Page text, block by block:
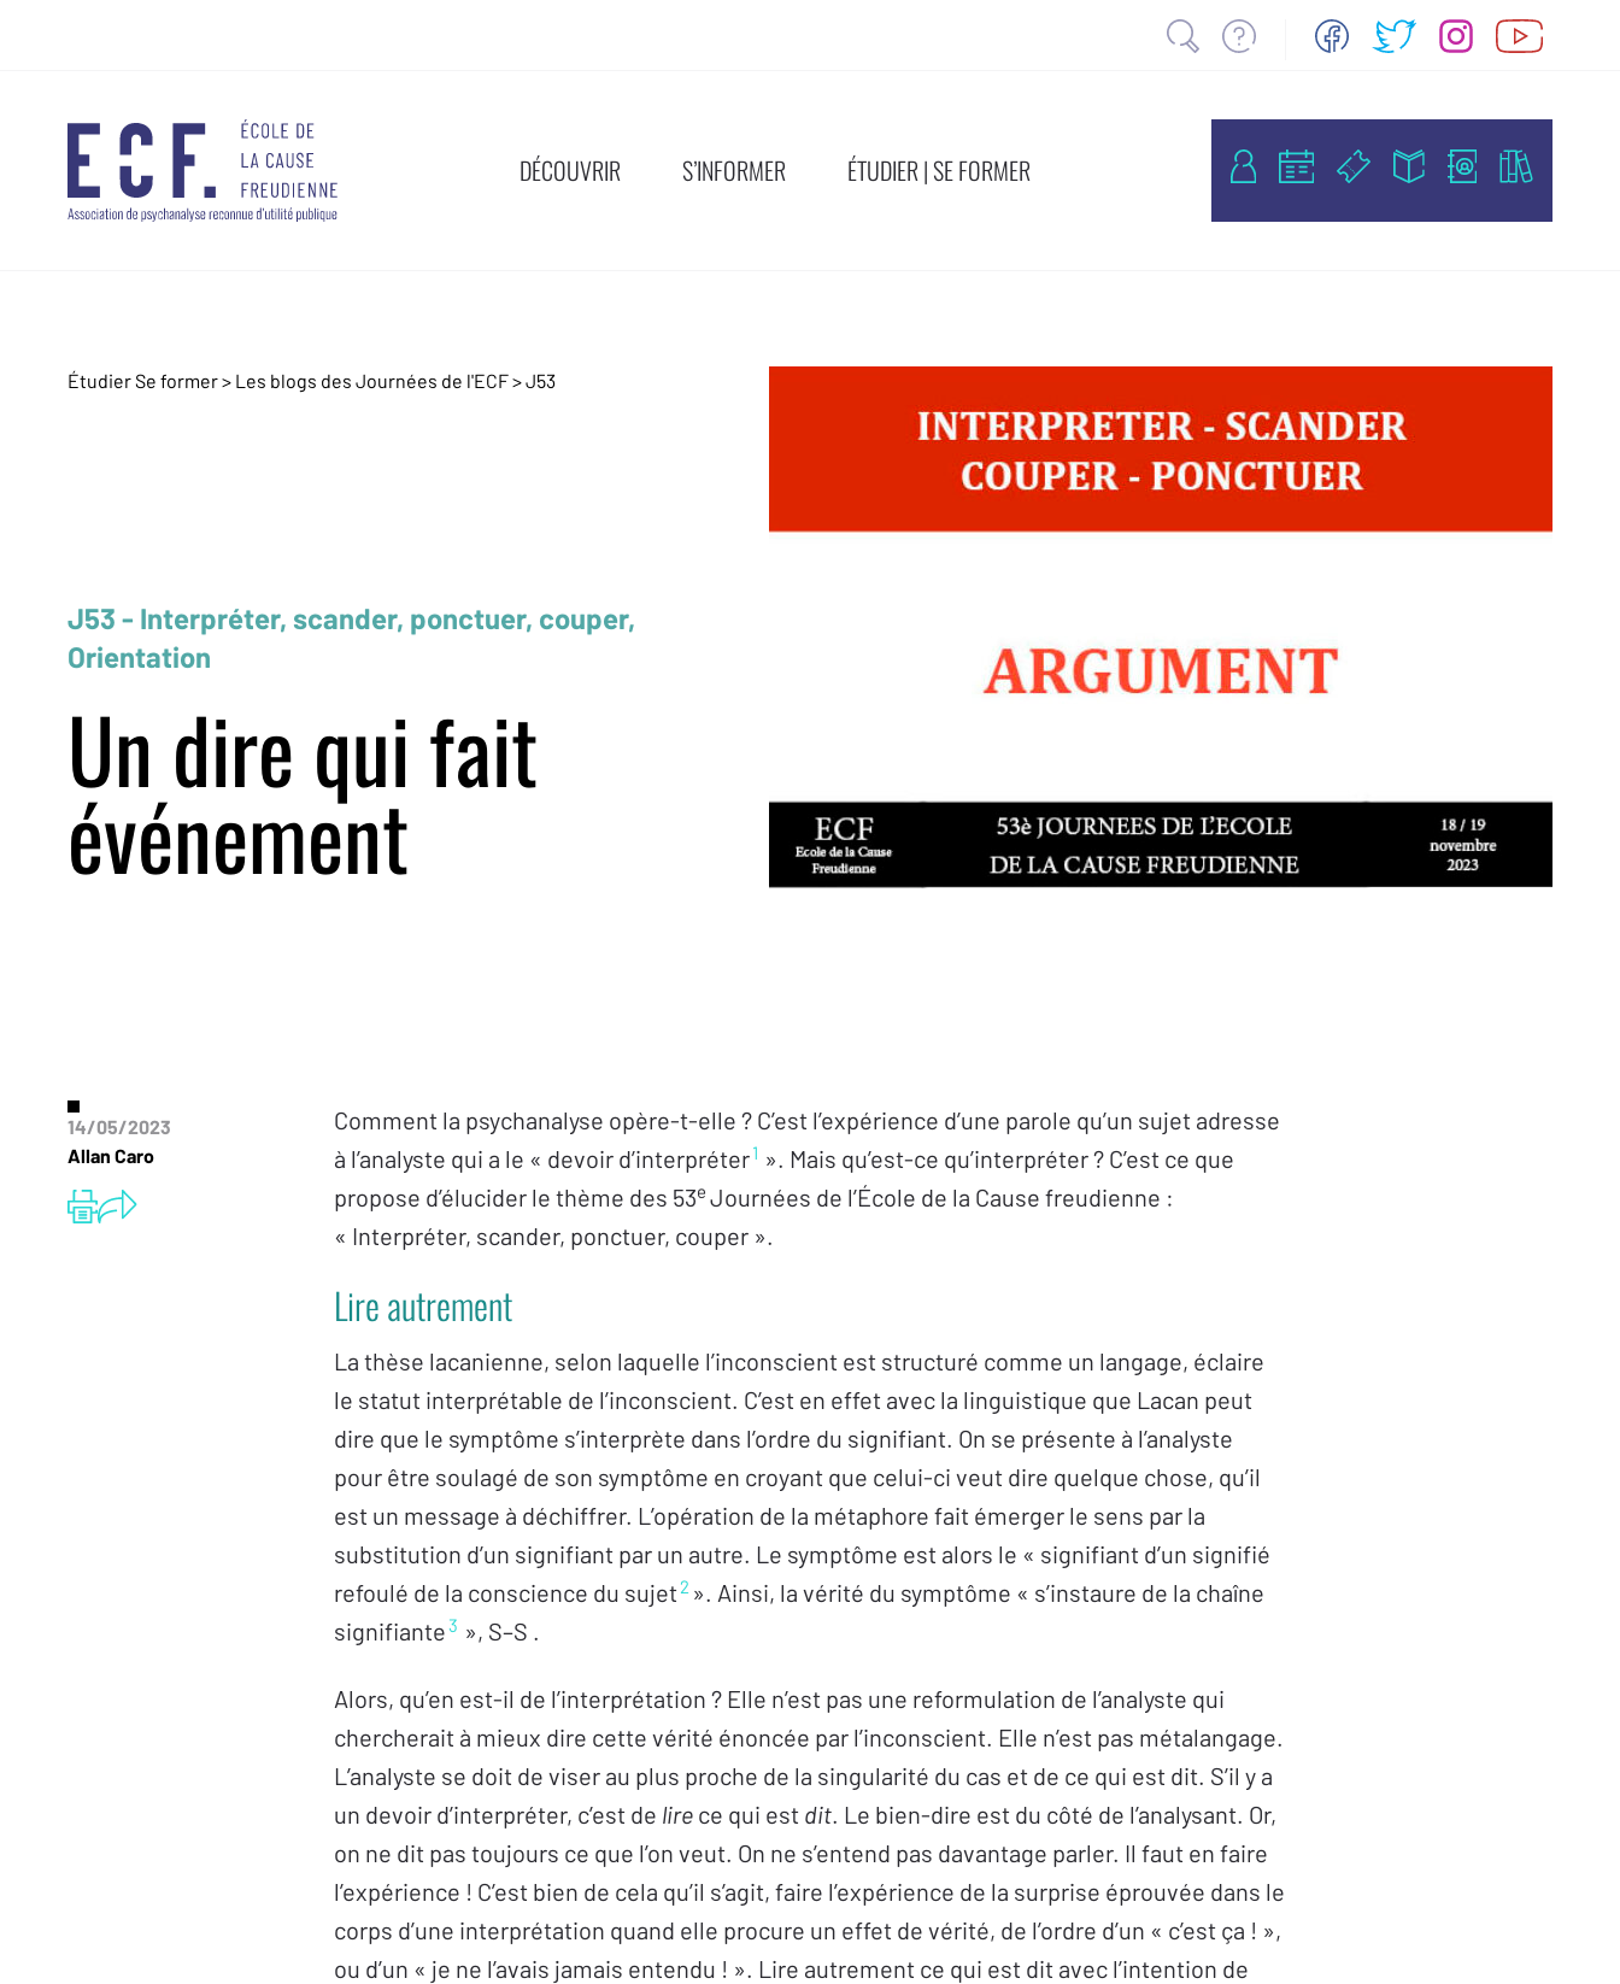
DÉCOUVRIR S’INFORMER ÉTUDIER | SE FORMER
Étudier Se former > Les blogs des Journées de l'ECF>J53
J53 - Interpréter, scander, ponctuer, couper,
Orientation
Un dire qui fait
événement
14/05/2023
Allan Caro
Comment la psychanalyse opère-t-elle ? C’est l’expérience d’une parole qu’un sujet adresse
à l’analyste qui a le « devoir d’interpréter1 ». Mais qu’est-ce qu’interpréter ? C’est ce que
propose d’élucider le thème des 53e Journées de l’École de la Cause freudienne :
« Interpréter, scander, ponctuer, couper ».
Lire autrement
La thèse lacanienne, selon laquelle l’inconscient est structuré comme un langage, éclaire
le statut interprétable de l’inconscient. C’est en effet avec la linguistique que Lacan peut
dire que le symptôme s’interprète dans l’ordre du signifiant. On se présente à l’analyste
pour être soulagé de son symptôme en croyant que celui-ci veut dire quelque chose, qu’il
est un message à déchiffrer. L’opération de la métaphore fait émerger le sens par la
substitution d’un signifiant par un autre. Le symptôme est alors le « signifiant d’un signifié
refoulé de la conscience du sujet2 ». Ainsi, la vérité du symptôme « s’instaure de la chaîne
signifiante3 », S–S .
Alors, qu’en est-il de l’interprétation ? Elle n’est pas une reformulation de l’analyste qui
chercherait à mieux dire cette vérité énoncée par l’inconscient. Elle n’est pas métalangage.
L’analyste se doit de viser au plus proche de la singularité du cas et de ce qui est dit. S’il y a
un devoir d’interpréter, c’est de lire ce qui est dit. Le bien-dire est du côté de l’analysant. Or,
on ne dit pas toujours ce que l’on veut. On ne s’entend pas davantage parler. Il faut en faire
l’expérience ! C’est bien de cela qu’il s’agit, faire l’expérience de la surprise éprouvée dans le
corps d’une interprétation quand elle procure un effet de vérité, de l’ordre d’un « c’est ça ! »,
ou d’un « je ne l’avais jamais entendu ! ». Lire autrement ce qui est dit avec l’intention de